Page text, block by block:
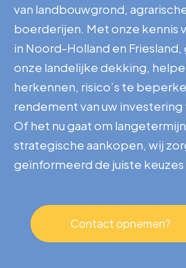
van landbouwgrond,
boerderijen. Met onze kennis
in Noord-Holland en
onze landelijke dekking,
herkennen, risico’s te
rendement van uw
Of het nu gaat om
strategische aankopen, wij
geïnformeerd de juiste keuzes
Contact opnemen?